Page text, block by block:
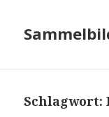
Schlagwort: